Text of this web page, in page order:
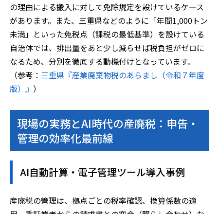
の理由による搬入に対して免除規定を設けているケース
があります。また、三重県などのように「年間1,000トン
未満」といった免税点（課税の最低基準）を設けている
自治体では、排出量をあと少し減らせば税負担がゼロに
なるため、分別を徹底する動機付けとなっています。
（参考： 三重県『産業廃棄物税のあらまし（令和７年度
版）』 ）
現場の実務とAI時代の産廃税：申告・
管理の効率化最前線
AI自動計算・電子管理ツール導入事例
産廃税の管理は、拠点ごとの税率確認、換算係数の適